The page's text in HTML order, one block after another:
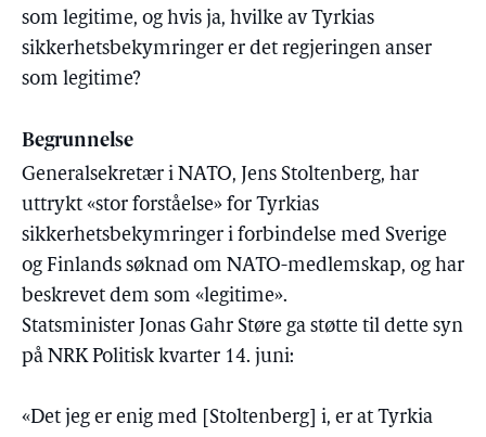
som legitime, og hvis ja, hvilke av Tyrkias
sikkerhetsbekymringer er det regjeringen anser
som legitime?
Begrunnelse
Generalsekretær i NATO, Jens Stoltenberg, har
uttrykt «stor forståelse» for Tyrkias
sikkerhetsbekymringer i forbindelse med Sverige
og Finlands søknad om NATO-medlemskap, og har
beskrevet dem som «legitime».
Statsminister Jonas Gahr Støre ga støtte til dette syn
på NRK Politisk kvarter 14. juni:
«Det jeg er enig med [Stoltenberg] i, er at Tyrkia